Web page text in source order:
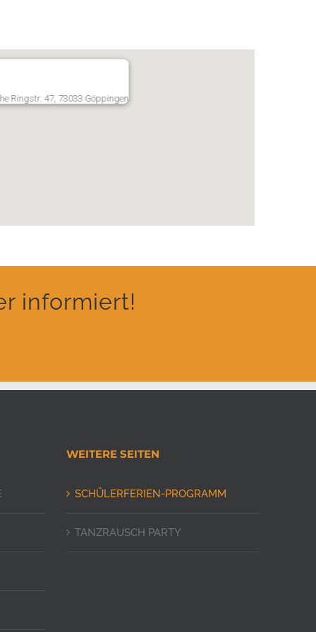
Ringstr. 47, 73033 Göppingen
informiert!
WEITERE SEITEN
SCHÜLERFERIEN-PROGRAMM
TANZRAUSCH PARTY